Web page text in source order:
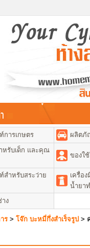
ารเกษตร
ผลิตภั
หรับเด็ก และคุณ
ของใ
ำหรับสระว่าย
เครื่อ
น้ำยา
ง
ร > โจ๊ก บะหมี่กึ่งสำเร็จรูป >